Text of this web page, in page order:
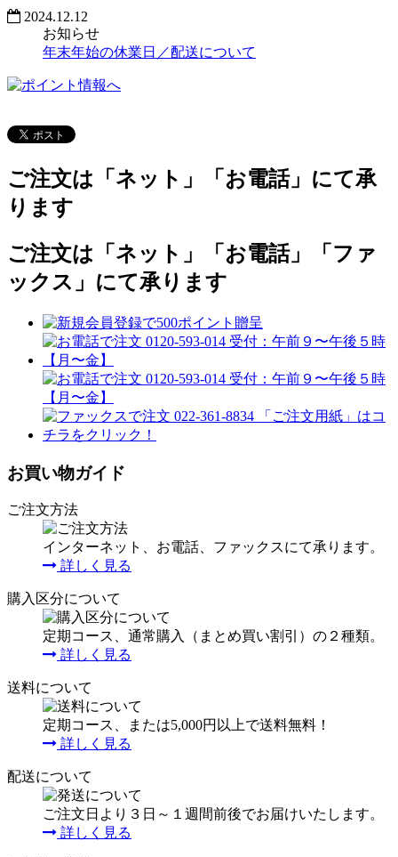
2024.12.12
お知らせ
年末年始の休業日／配送について
ご注文は「ネット」「お電話」にて承
ります
ご注文は「ネット」「お電話」「ファ
ックス」にて承ります
お買い物ガイド
ご注文方法
インターネット、お電話、ファックスにて承ります。
詳しく見る
購入区分について
定期コース、通常購入（まとめ買い割引）の２種類。
詳しく見る
送料について
定期コース、または5,000円以上で送料無料！
詳しく見る
配送について
ご注文日より３日～１週間前後でお届けいたします。
詳しく見る